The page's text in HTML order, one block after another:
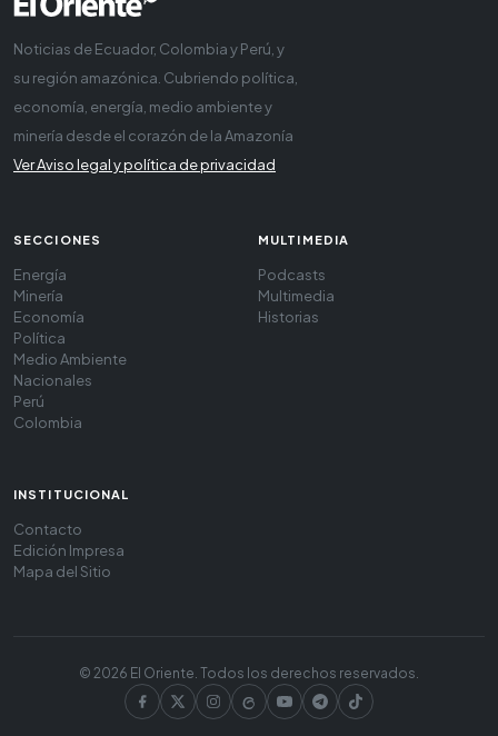
Noticias de Ecuador, Colombia y Perú, y
su región amazónica. Cubriendo política,
economía, energía, medio ambiente y
minería desde el corazón de la Amazonía
Ver Aviso legal y política de privacidad
SECCIONES
Energía
Minería
Economía
Política
Medio Ambiente
Nacionales
Perú
Colombia
MULTIMEDIA
Podcasts
Multimedia
Historias
INSTITUCIONAL
Contacto
Edición Impresa
Mapa del Sitio
© 2026 El Oriente. Todos los derechos reservados.